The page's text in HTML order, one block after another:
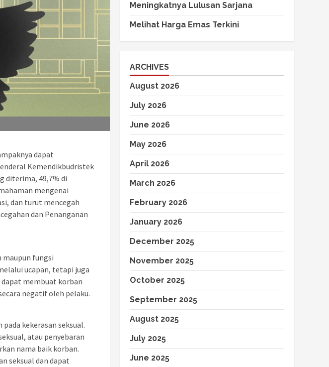
dapat
Kemendikbudristek
diterima, 49,7% di
mengenai
dan turut mencegah
dan Penanganan
maupun fungsi
ucapan, tetapi juga
membuat korban
negatif oleh pelaku.
kekerasan seksual.
atau penyebaran
nama baik korban.
seksual dan dapat
Meningkatnya Lulusan Sarjana
Melihat Harga Emas Terkini
ARCHIVES
August 2026
July 2026
June 2026
May 2026
April 2026
March 2026
February 2026
January 2026
December 2025
November 2025
October 2025
September 2025
August 2025
July 2025
June 2025